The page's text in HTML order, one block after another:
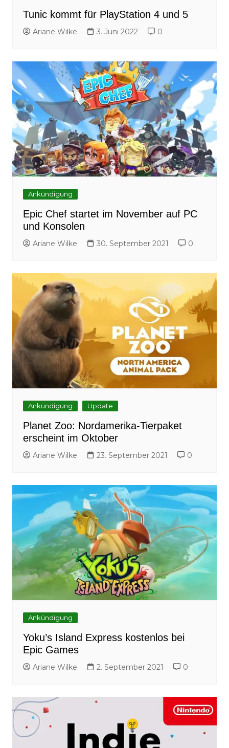
Tunic kommt für PlayStation 4 und 5
Ariane Wilke 3. Juni 2022 0
Ankündigung
Epic Chef startet im November auf PC
und Konsolen
Ariane Wilke 30. September 2021 0
Ankündigung Update
Planet Zoo: Nordamerika-Tierpaket
erscheint im Oktober
Ariane Wilke 23. September 2021 0
Ankündigung
Yoku’s Island Express kostenlos bei
Epic Games
Ariane Wilke 2. September 2021 0